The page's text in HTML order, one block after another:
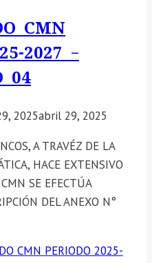
CMN
2027 –
04
2025abril 29, 2025
A TRAVÉZ DE LA
HACE EXTENSIVO
SE EFECTÚA
DEL ANEXO N°
CMN PERIODO 2025-